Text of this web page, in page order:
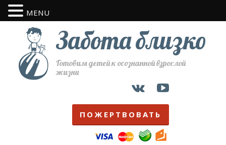
Забота близко
Готовим детей к осознанной взрослой
жизни
ПОЖЕРТВОВАТЬ
MENU